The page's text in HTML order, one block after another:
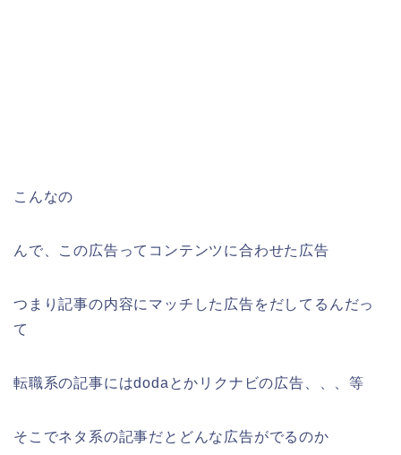
こんなの
んで、この広告ってコンテンツに合わせた広告
つまり記事の内容にマッチした広告をだしてるんだっ
て
転職系の記事にはdodaとかリクナビの広告、、、等
そこでネタ系の記事だとどんな広告がでるのか